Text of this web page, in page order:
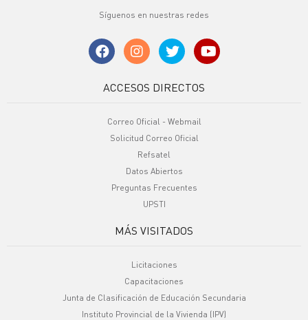
Síguenos en nuestras redes
ACCESOS DIRECTOS
Correo Oficial - Webmail
Solicitud Correo Oficial
Refsatel
Datos Abiertos
Preguntas Frecuentes
UPSTI
MÁS VISITADOS
Licitaciones
Capacitaciones
Junta de Clasificación de Educación Secundaria
Instituto Provincial de la Vivienda (IPV)